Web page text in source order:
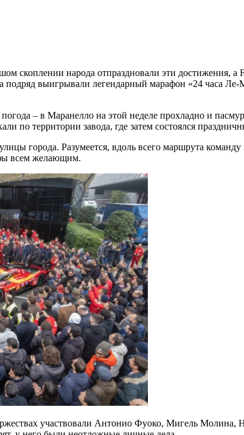
скоплении народа отпраздновали эти достижения, а
подряд выигрывали легендарный марафон «24 часа
– в Маранелло на этой неделе прохладно и
по территории завода, где затем состоялся
города. Разумеется, вдоль всего маршрута
всем желающим.
участвовали Антонио Фуоко, Мигель